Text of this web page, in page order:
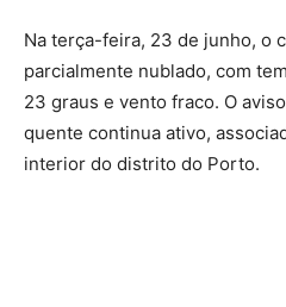
Na terça-feira, 23 de junho, o
parcialmente nublado, com
23 graus e vento fraco. O
quente continua ativo,
interior do distrito do Porto.